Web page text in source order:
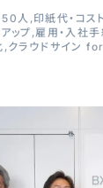
人
印紙代・コス
ップ 雇用・入社
クラウドサイン